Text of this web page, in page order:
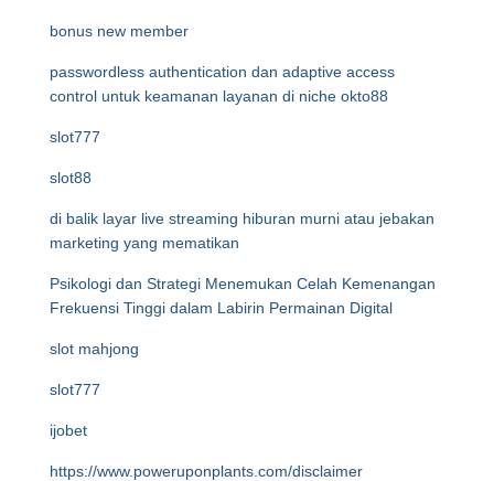
bonus new member
passwordless authentication dan adaptive access
control untuk keamanan layanan di niche okto88
slot777
slot88
di balik layar live streaming hiburan murni atau jebakan
marketing yang mematikan
Psikologi dan Strategi Menemukan Celah Kemenangan
Frekuensi Tinggi dalam Labirin Permainan Digital
slot mahjong
slot777
ijobet
https://www.poweruponplants.com/disclaimer